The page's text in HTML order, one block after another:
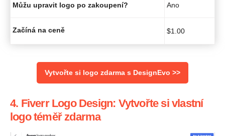
Můžu upravit logo po zakoupení? Ano
Začíná na ceně $1.00
Vytvořte si logo zdarma s DesignEvo >>
4. Fiverr Logo Design: Vytvořte si vlastní
logo téměř zdarma